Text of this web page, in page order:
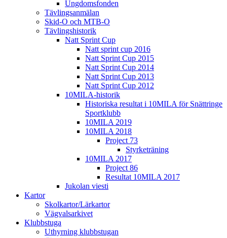
Ungdomsfonden
Tävlingsanmälan
Skid-O och MTB-O
Tävlingshistorik
Natt Sprint Cup
Natt sprint cup 2016
Natt Sprint Cup 2015
Natt Sprint Cup 2014
Natt Sprint Cup 2013
Natt Sprint Cup 2012
10MILA-historik
Historiska resultat i 10MILA för Snättringe
Sportklubb
10MILA 2019
10MILA 2018
Project 73
Styrketräning
10MILA 2017
Project 86
Resultat 10MILA 2017
Jukolan viesti
Kartor
Skolkartor/Lärkartor
Vägvalsarkivet
Klubbstuga
Uthyrning klubbstugan